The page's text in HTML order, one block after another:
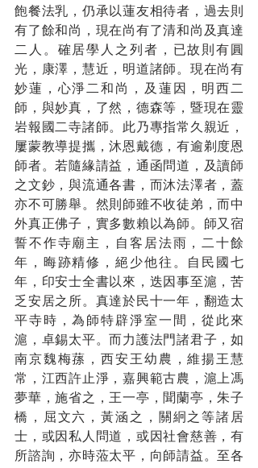
飽餐法乳，仍承以蓮友相待者，過去則
有了餘和尚，現在尚有了清和尚及真達
二人。確居學人之列者，已故則有圓
光，康澤，慧近，明道諸師。現在尚有
妙蓮，心淨二和尚，及蓮因，明西二
師，與妙真，了然，德森等，暨現在靈
岩報國二寺諸師。此乃專指常久親近，
屢蒙教導提攜，沐恩戴德，有逾剃度恩
師者。若隨緣請益，通函問道，及讀師
之文鈔，與流通各書，而沐法澤者，蓋
亦不可勝舉。然則師雖不收徒弟，而中
外真正佛子，實多數賴以為師。師又宿
誓不作寺廟主，自客居法雨，二十餘
年，晦跡精修，絕少他往。自民國七
年，印安士全書以來，迭因事至滬，苦
乏安居之所。真達於民十一年，翻造太
平寺時，為師特辟淨室一間，從此來
滬，卓錫太平。而力護法門諸君子，如
南京魏梅蓀，西安王幼農，維揚王慧
常，江西許止淨，嘉興範古農，滬上馮
夢華，施省之，王一亭，聞蘭亭，朱子
橋，屈文六，黃涵之，關絅之等諸居
士，或因私人問道，或因社會慈善，有
所諮詢，亦時蒞太平，向師請益。至各